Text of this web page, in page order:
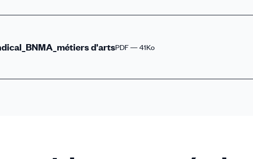
d'artsPDF — 41Ko